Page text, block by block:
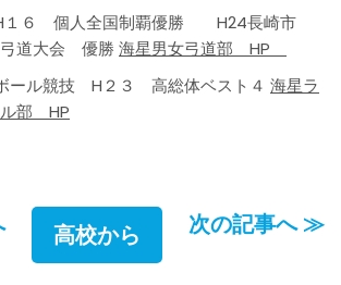
６ 個人全国制覇優勝 H24長崎市
道大会 優勝 海星男女弓道部 HP
ール競技 H２３ 高総体ベスト４ 海星ラ
ル部 HP
高校から 次の記事へ ≫